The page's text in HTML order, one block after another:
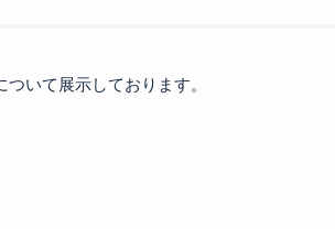
いて展示しております。